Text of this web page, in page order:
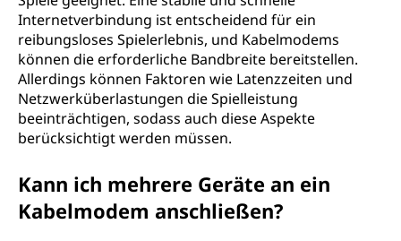
Internetverbindung ist entscheidend für ein
reibungsloses Spielerlebnis, und Kabelmodems
können die erforderliche Bandbreite bereitstellen.
Allerdings können Faktoren wie Latenzzeiten und
Netzwerküberlastungen die Spielleistung
beeinträchtigen, sodass auch diese Aspekte
berücksichtigt werden müssen.
Kann ich mehrere Geräte an ein
Kabelmodem anschließen?